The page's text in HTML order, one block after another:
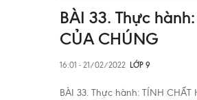
BÀI 33. Thực
CỦA CHÚNG
16:01 - 21/02/2022 LỚP 9
BÀI 33. Thực hành: TÍNH